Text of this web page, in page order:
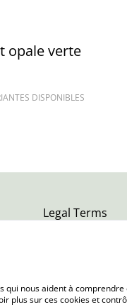
opale verte
DISPONIBLES
Legal Terms
qui nous aident à
plus sur ces cookies et